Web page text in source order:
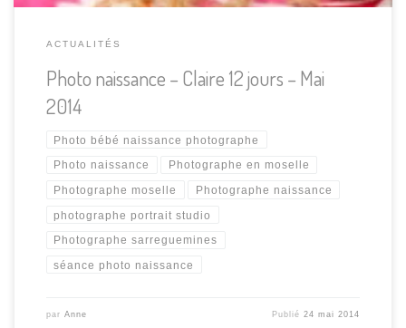
ACTUALITÉS
Photo naissance – Claire 12 jours – Mai
2014
Photo bébé naissance photographe
Photo naissance Photographe en moselle
Photographe moselle Photographe naissance
photographe portrait studio
Photographe sarreguemines
séance photo naissance
par Anne Publié24 mai 2014